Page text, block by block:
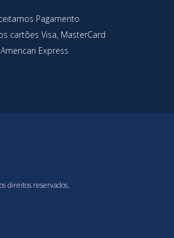
Pagamento
cartões Visa, MasterCard
Express
direitos reservados.